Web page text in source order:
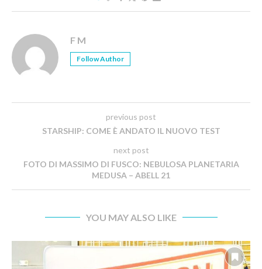
F M
Follow Author
previous post
STARSHIP: COME È ANDATO IL NUOVO TEST
next post
FOTO DI MASSIMO DI FUSCO: NEBULOSA PLANETARIA
MEDUSA – ABELL 21
YOU MAY ALSO LIKE